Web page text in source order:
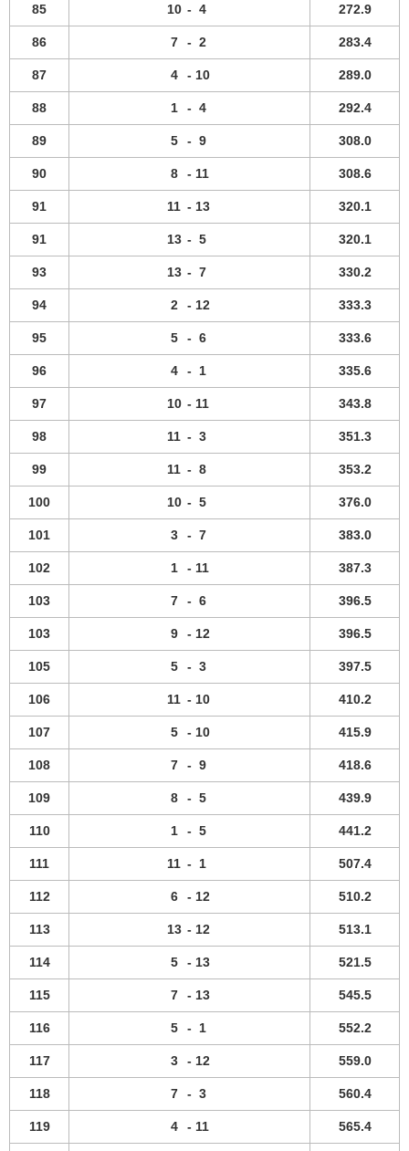
85 10 - 4 272.9
86 7 - 2 283.4
87 4 - 10 289.0
88 1 - 4 292.4
89 5 - 9 308.0
90 8 - 11 308.6
91 11 - 13 320.1
91 13 - 5 320.1
93 13 - 7 330.2
94 2 - 12 333.3
95 5 - 6 333.6
96 4 - 1 335.6
97 10 - 11 343.8
98 11 - 3 351.3
99 11 - 8 353.2
100 10 - 5 376.0
101 3 - 7 383.0
102 1 - 11 387.3
103 7 - 6 396.5
103 9 - 12 396.5
105 5 - 3 397.5
106 11 - 10 410.2
107 5 - 10 415.9
108 7 - 9 418.6
109 8 - 5 439.9
110 1 - 5 441.2
111 11 - 1 507.4
112 6 - 12 510.2
113 13 - 12 513.1
114 5 - 13 521.5
115 7 - 13 545.5
116 5 - 1 552.2
117 3 - 12 559.0
118 7 - 3 560.4
119 4 - 11 565.4